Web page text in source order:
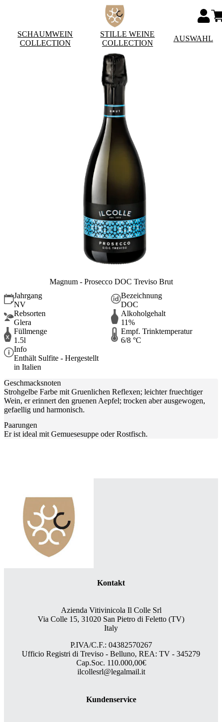
SCHAUMWEIN
COLLECTION
STILLE WEINE
COLLECTION
AUSWAHL
Magnum - Prosecco DOC Treviso Brut
Jahrgang
NV
Bezeichnung
DOC
Rebsorten
Glera
Alkoholgehalt
11%
Füllmenge
1.5l
Empf. Trinktemperatur
6/8 °C
Info
Enthält Sulfite - Hergestellt
in Italien
Geschmacksnoten
Strohgelbe Farbe mit Gruenlichen Reflexen; leichter fruechtiger
Wein, er erinnert den gruenen Aepfel; trocken aber ausgewogen,
gefaellig und harmonisch.
Paarungen
Er ist ideal mit Gemuesesuppe oder Rostfisch.
Kontakt
Azienda Vitivinicola Il Colle Srl
Via Colle 15, 31020 San Pietro di Feletto (TV)
Italy
P.IVA/C.F.: 04382570267
Ufficio Registri di Treviso - Belluno, REA: TV - 345279
Cap.Soc. 110.000,00€
ilcollesrl@legalmail.it
Kundenservice